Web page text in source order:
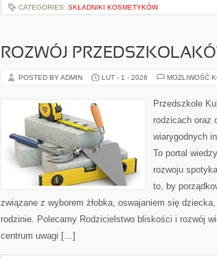
CATEGORIES: SKŁADNIKI KOSMETYKÓW
ROZWÓJ
POSTED BY ADMIN LUT - 1 - 2026 MOŻLIWOŚĆ
Przedszkole
rodzicach oraz
wiarygodnych
To portal
rozwoju
to, by
związane z wyborem żłobka, oswajaniem się
rodzinie. Polecamy Rodzicielstwo bliskości i rozwój
centrum uwagi […]